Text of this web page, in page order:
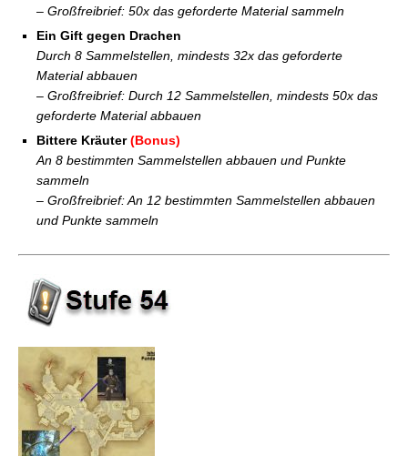
– Großfreibrief: 50x das geforderte Material sammeln
Ein Gift gegen Drachen
Durch 8 Sammelstellen, mindests 32x das geforderte
Material abbauen
– Großfreibrief: Durch 12 Sammelstellen, mindests 50x das
geforderte Material abbauen
Bittere Kräuter(Bonus)
An 8 bestimmten Sammelstellen abbauen und Punkte
sammeln
– Großfreibrief: An 12 bestimmten Sammelstellen abbauen
und Punkte sammeln